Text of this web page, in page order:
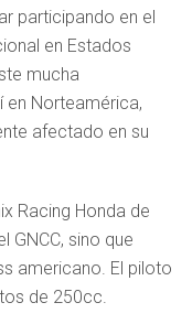
participando en el
en Estados
mucha
en Norteamérica,
afectado en su
Racing Honda de
GNCC, sino que
americano. El piloto
de 250cc.